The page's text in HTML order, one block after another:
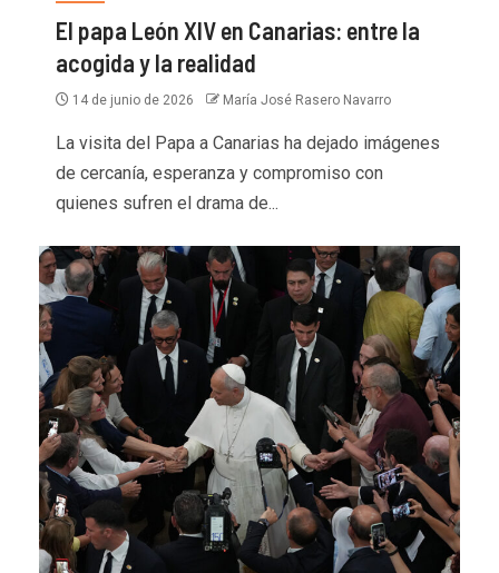
El papa León XIV en Canarias: entre la
acogida y la realidad
14 de junio de 2026 María José Rasero Navarro
La visita del Papa a Canarias ha dejado imágenes
de cercanía, esperanza y compromiso con
quienes sufren el drama de...